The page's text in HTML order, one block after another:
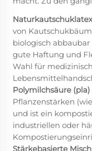
von
biologisch
gute Haftung und
Wahl für
Polymilchsäure (pla)
Pflanzenstärken
und ist ein
industriellen oder
Stärkebasierte